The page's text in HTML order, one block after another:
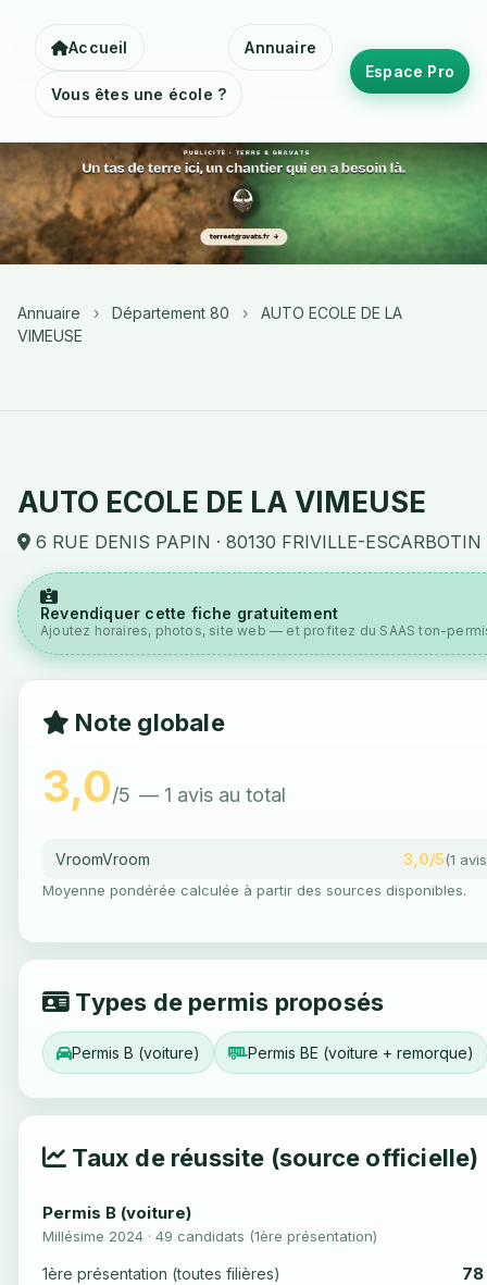
Accueil Annuaire
Vous êtes une école ?
Espace Pro
Annuaire › Département 80 ›
AUTO ECOLE DE LA
VIMEUSE
AUTO ECOLE DE LA VIMEUSE
6 RUE DENIS PAPIN · 80130 FRIVILLE-ESCARBOTIN
Revendiquer cette fiche gratuitement
Ajoutez horaires, photos, site web — et profitez du SAAS ton-
Note globale
3,0/5 — 1 avis au total
VroomVroom 3,0/5(1
Moyenne pondérée calculée à partir des sources disponibles.
Types de permis proposés
Permis B (voiture) Permis BE (voiture + remorque)
Taux de réussite (source officielle)
Permis B (voiture)
Millésime 2024 · 49 candidats (1ère présentation)
1ère présentation (toutes filières) 78